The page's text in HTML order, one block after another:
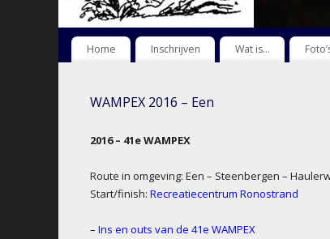
Home Inschrijven Wat is…
WAMPEX 2016 – Een
2016 – 41e WAMPEX
Route in omgeving: Een – Steenbergen –
Start/finish: Recreatiecentrum Ronostrand
– Ins en outs van de 41e WAMPEX